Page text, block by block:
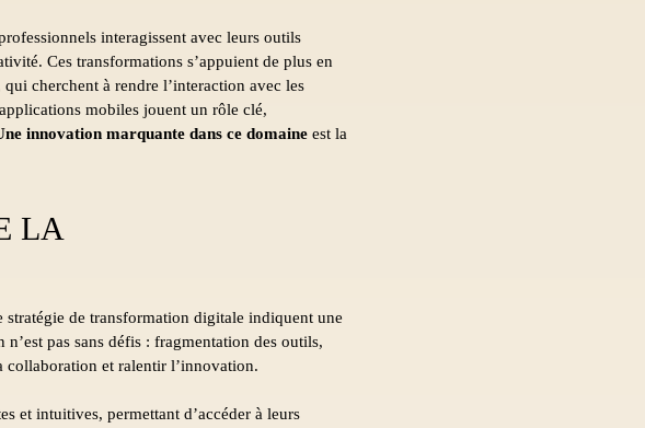
interagissent avec leurs outils
Ces transformations s’appuient de plus en
cherchent à rendre l’interaction avec les
mobiles jouent un rôle clé,
innovation marquante dans ce domaine est la
LA
stratégie de transformation digitale indiquent une
pas sans défis : fragmentation des outils,
collaboration et ralentir l’innovation.
et intuitives, permettant d’accéder à leurs